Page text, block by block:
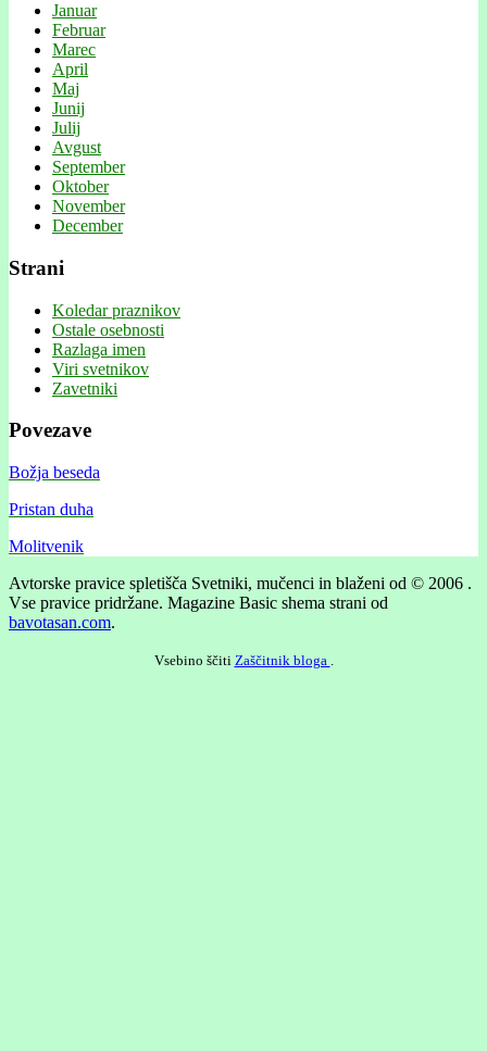
Januar
Februar
Marec
April
Maj
Junij
Julij
Avgust
September
Oktober
November
December
Strani
Koledar praznikov
Ostale osebnosti
Razlaga imen
Viri svetnikov
Zavetniki
Povezave
Božja beseda
Pristan duha
Molitvenik
Avtorske pravice spletišča Svetniki, mučenci in blaženi od © 2006 .
Vse pravice pridržane. Magazine Basic shema strani od
bavotasan.com.
Vsebino ščiti Zaščitnik bloga .